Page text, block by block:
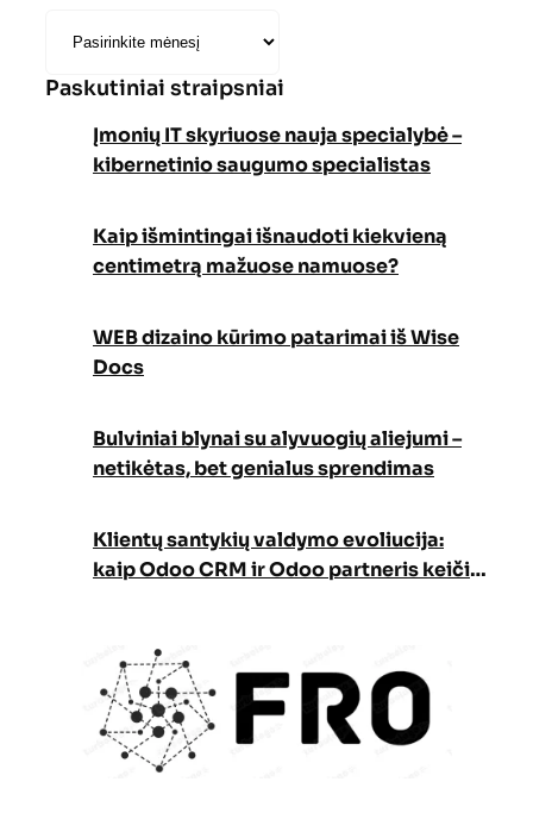
Paskutiniai straipsniai
Įmonių IT skyriuose nauja specialybė –
kibernetinio saugumo specialistas
Kaip išmintingai išnaudoti kiekvieną
centimetrą mažuose namuose?
WEB dizaino kūrimo patarimai iš Wise
Docs
Bulviniai blynai su alyvuogių aliejumi –
netikėtas, bet genialus sprendimas
Klientų santykių valdymo evoliucija:
kaip Odoo CRM ir Odoo partneris keičia